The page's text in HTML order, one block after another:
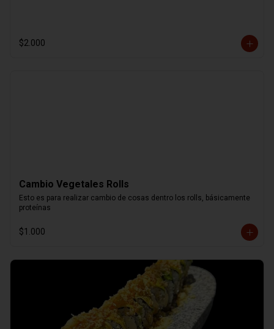
$2.000
Cambio Vegetales Rolls
Esto es para realizar cambio de cosas dentro los rolls, básicamente
proteínas
$1.000